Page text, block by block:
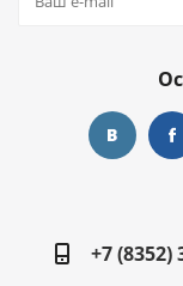
+7 (8352)